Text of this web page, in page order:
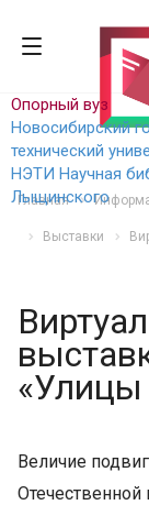
Опорный вуз
Новосибирский
технический уни
НЭТИ Научная
Лыщинского
Главная
Выставки
«Улицы
Величие